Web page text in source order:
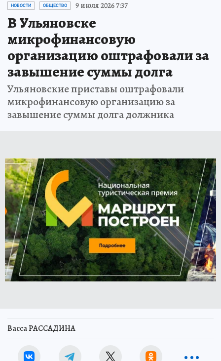
НОВОСТИ ОБЩЕСТВО 9 июля 2026 7:37
В Ульяновске
микрофинансовую
организацию оштрафовали за
завышение суммы долга
Ульяновские приставы оштрафовали
микрофинансовую организацию за
завышение суммы долга должника
Васса РАССАДИНА